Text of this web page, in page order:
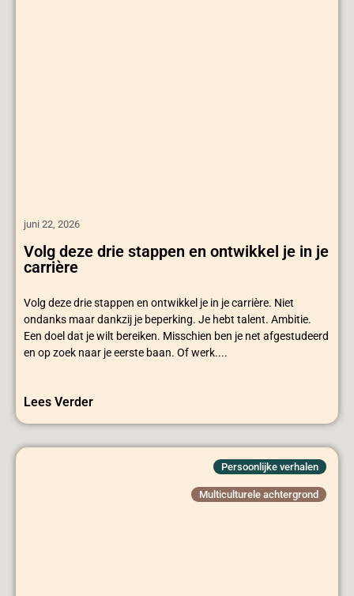
juni 22, 2026
Volg deze drie stappen en ontwikkel je in je
carrière
Volg deze drie stappen en ontwikkel je in je carrière. Niet
ondanks maar dankzij je beperking. Je hebt talent. Ambitie.
Een doel dat je wilt bereiken. Misschien ben je net afgestudeerd
en op zoek naar je eerste baan. Of werk....
Lees Verder
Persoonlijke verhalen
Multiculturele achtergrond